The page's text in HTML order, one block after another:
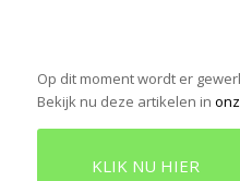
Op dit moment wordt er
Bekijk nu deze artikelen in
KLIK NU HIER